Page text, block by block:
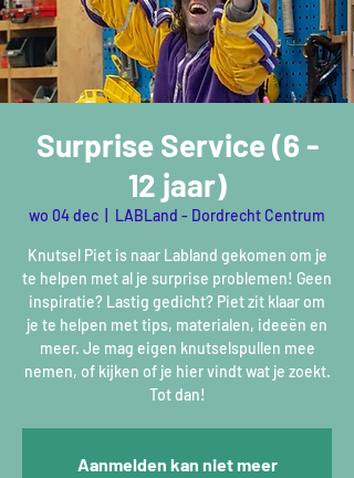
Surprise Service (6 -
12 jaar)
wo 04 dec LABLand - Dordrecht Centrum
Knutsel Piet is naar Labland gekomen om je
te helpen met al je surprise problemen! Geen
inspiratie? Lastig gedicht? Piet zit klaar om
je te helpen met tips, materialen, ideeën en
meer. Je mag eigen knutselspullen mee
nemen, of kijken of je hier vindt wat je zoekt.
Tot dan!
Aanmelden kan niet meer